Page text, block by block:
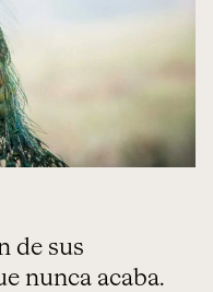
de sus
nunca acaba.